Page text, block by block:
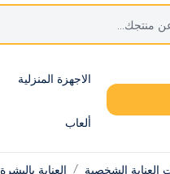
الاجهزة المنزلية
ألعاب
العناية الشخصية العناية بالبشرة